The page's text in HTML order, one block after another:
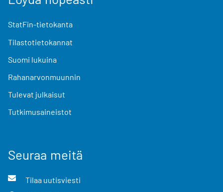
StatFin-tietokanta
Tilastotietokannat
Suomi lukuina
Rahanarvonmuunnin
Tulevat julkaisut
Tutkimusaineistot
Seuraa meitä
Tilaa uutisviesti